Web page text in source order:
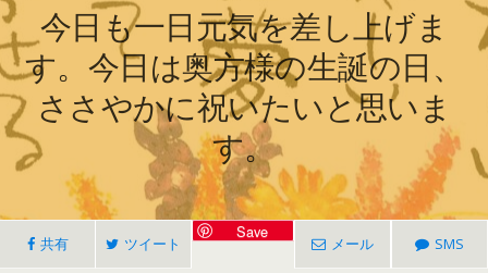
今日も一日元気を差し上げま
す。今日は奥方様の生誕の日、
ささやかに祝いたいと思いま
す。
共有 ツイート
Save
メール SMS